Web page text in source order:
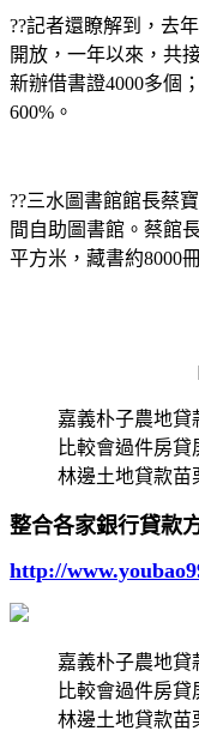
??記者還瞭解到，去
開放，一年以來，共
新辦借書證4000多個
600%。
??三水圖書館館長蔡
間自助圖書館。蔡館
平方米，藏書約8000
嘉義朴子農地貸
比較會過件房
林邊土地貸款苗
整合各家銀行貸款
http://
嘉義朴子農地貸
比較會過件房
林邊土地貸款苗